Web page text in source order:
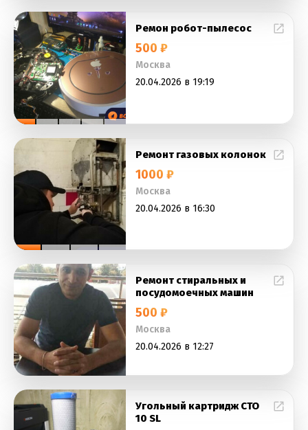
Ремон робот-пылесос
500 ₽
Москва
20.04.2026 в 19:19
Ремонт газовых колонок
1000 ₽
Москва
20.04.2026 в 16:30
Ремонт стиральных и
посудомоечных машин
500 ₽
Москва
20.04.2026 в 12:27
Угольный картридж CTO
10 SL